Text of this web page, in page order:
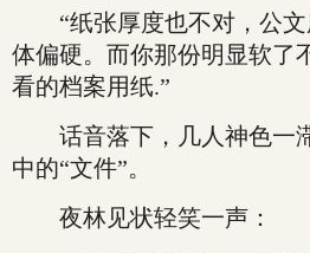
“纸张厚度也不对，公文
体偏硬。而你那份明显软了
看的档案用纸.”
话音落下，几人神色一
中的“文件”。
夜林见状轻笑一声：